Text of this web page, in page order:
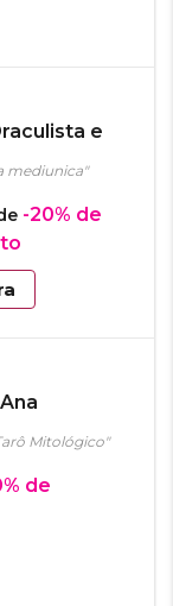
e
holisitica
mediunica"
-20% de
Mitológico"
de